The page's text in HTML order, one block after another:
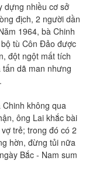
dựng nhiều cơ sở
địch, 2 người dần
1964, bà Chinh
tù Côn Đảo được
đột ngột mất tích
dã man nhưng
không qua
ông Lai khắc bài
trẻ; trong đó có 2
hờn, đừng tủi nữa
Bắc - Nam sum